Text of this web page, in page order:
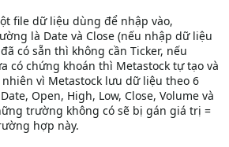
file dữ liệu dùng để nhập vào,
là Date và Close (nếu nhập dữ liệu
có sẵn thì không cần Ticker, nếu
có chứng khoán thì Metastock tự tạo và
vì Metastock lưu dữ liệu theo 6
Open, High, Low, Close, Volume và
trường không có sẽ bị gán giá trị =
hợp này.